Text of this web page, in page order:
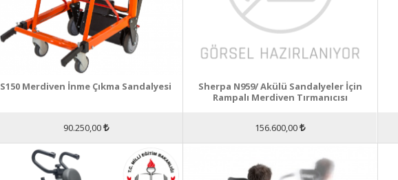
S150 Merdiven İnme Çıkma Sandalyesi
90.250,00
Sherpa N959/ Akülü Sandalyeler İçin
Rampalı Merdiven Tırmanıcısı
156.600,00